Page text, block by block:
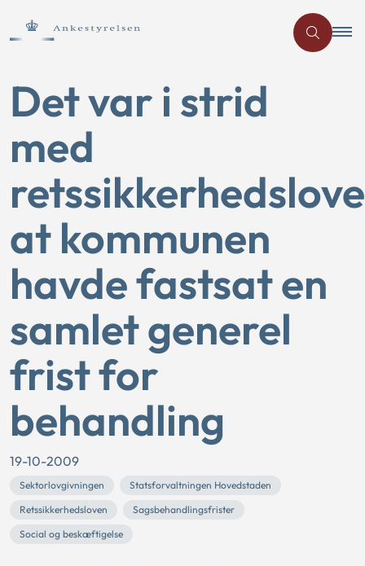
Det var i strid
med
at kommunen
havde fastsat en
samlet generel
frist for
behandling
19-10-2009
Sektorlovgivningen
Statsforvaltningen Hovedstaden
Retssikkerhedsloven
Sagsbehandlingsfrister
Social og beskæftigelse